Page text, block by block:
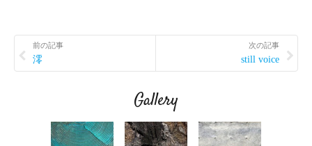
前の記事
澪
次の記事
still voice
Gallery